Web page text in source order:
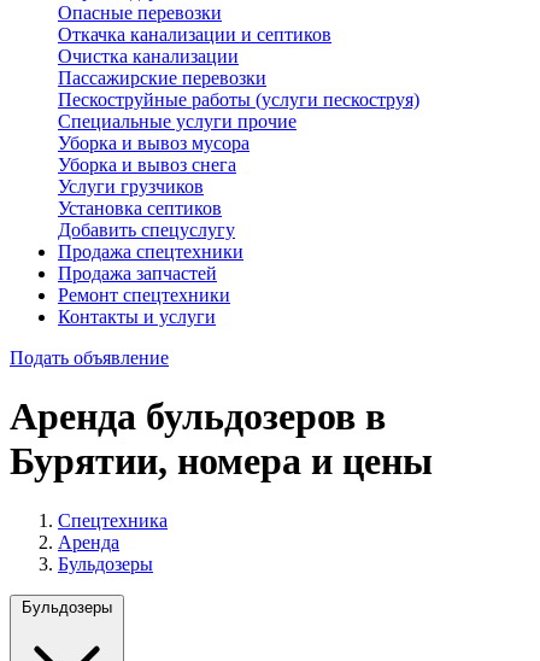
Опасные перевозки
Откачка канализации и септиков
Очистка канализации
Пассажирские перевозки
Пескоструйные работы (услуги пескоструя)
Специальные услуги прочие
Уборка и вывоз мусора
Уборка и вывоз снега
Услуги грузчиков
Установка септиков
Добавить спецуслугу
Продажа спецтехники
Продажа запчастей
Ремонт спецтехники
Контакты и услуги
Подать объявление
Аренда бульдозеров в
Бурятии, номера и цены
Спецтехника
Аренда
Бульдозеры
Бульдозеры